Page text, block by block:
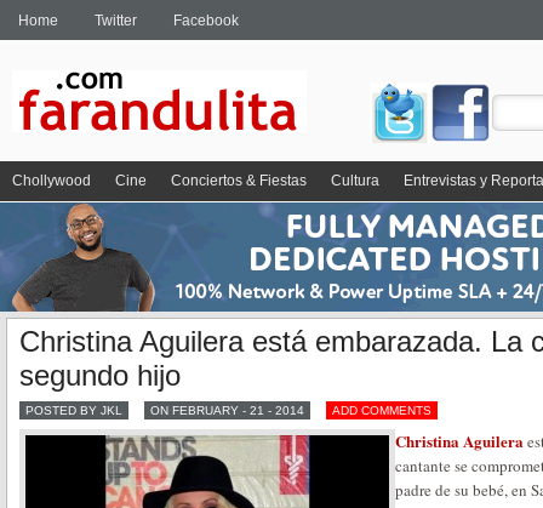
Home Twitter Facebook
Chollywood Cine Conciertos & Fiestas Cultura Entrevistas y
Christina Aguilera está embarazada. La
segundo hijo
POSTED BY JKL ON FEBRUARY - 21 - 2014 ADD COMMENTS
Christina Aguilera
cantante se
padre de su bebé, en